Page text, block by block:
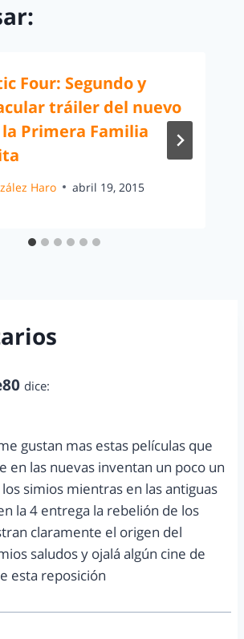
Four: Segundo y
tráiler del nuevo
Primera Familia
Haro abril 19, 2015
dice:
gustan mas estas películas que
en las nuevas inventan un poco un
simios mientras en las antiguas
la 4 entrega la rebelión de los
claramente el origen del
saludos y ojalá algún cine de
esta reposición